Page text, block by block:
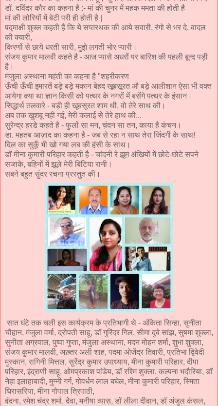
डॉ. दविंदर कौर का कहना है :- मां की चुनर में महक ममता की होती है
मां की लोरियों में बेटी परी ही होती है |
पद्माक्षी शुक्ल कहती हैं कि ये सप्तरथक की आये सवारी, रंगो से भर दे, बादल
की क्यारी,
किरणों से छाये धरती सारी, मुझे लगती भोर प्यारी।
संजय कुमार मालवी कहते है - आज प्यासे अधरों पर बारिश की पहली बून्द पड़ी
है।
मंजुला अस्थाना महंती का कहना है "शहरीकरण
ऊँची ऊँची इमारतें बड़े बड़े मकान बेहद खूबसूरत औ बड़े आलीशान ऐसा भी वक्त
आयेगा क्या था ज्ञान किसी को पत्थर के नगरों में बसेंगे पत्थर के इंसान।
सिद्धार्थ तलवारे - बड़ी ही खूबसूरत शाम थी, वो तेरे साथ की।
अब तक खुशबू नही गई, मेरी कलाई से तेरे हाथ की...
सुरेन्द्र हरडे कहते है - फुलों सा मन, च़ंदन सा तन, काया है कंचन।
डा. महतब आज़ाद का कहना है - जब से रहा न साथ तेरा जिंदगी के साथ!
दिल का सुकूँ भी खो गया लब की हंसी के साथ।
डॉ मीना कुमारी परिहार कहती है - चांदनी रे झूम अंखियों में छोटे-छोटे सपने
सजाके, बहिनों में झूले मेरी बिटिया रानी।
सबने बहुत सुंदर रचना प्रस्तुत की।
सात घंटे तक चली इस कार्यक्रम के प्रतिभागी थे - अंकिता सिन्हा, सुनीता
चौहान, मंजुला वर्मा, द्रोपती साहू, डॉ गुरिंदर गिल, सीमा दुबे सांझ, सुषमा शुक्ला,
सुनीता अग्रवाल, पुष्पा गुप्ता, मंजुला अस्थाना, मदन मोहन शर्मा, शुभा शुक्ला,
संजय कुमार मालवी, अख़्तर अली शाह, पदमा ओजेंद्र तिवारी, प्रतिभा द्विवेदी
मुस्कान, रागिनी मित्तल, सुरेंद्र कुमार उपाध्याय, मीना कुमारी परिहार, दीपा
परिहार, इंद्राणी साहू, ओमप्रकाश पांडेय, डॉ रश्मि शुक्ला, कल्पना भदौरिया, डॉ
नेहा इलाहाबादी, मुन्नी गर्ग, गोवर्धन लाल बघेल, मीना कुमारी परिहार, स्मिता
धिरासरिया, मीना गोपाल त्रिपाठी,
वंदना, रमेश चंद्र शर्मा, देवा, मनीषा व्यास, डॉ लीला दीवान, डॉ अंजुल कंसल,